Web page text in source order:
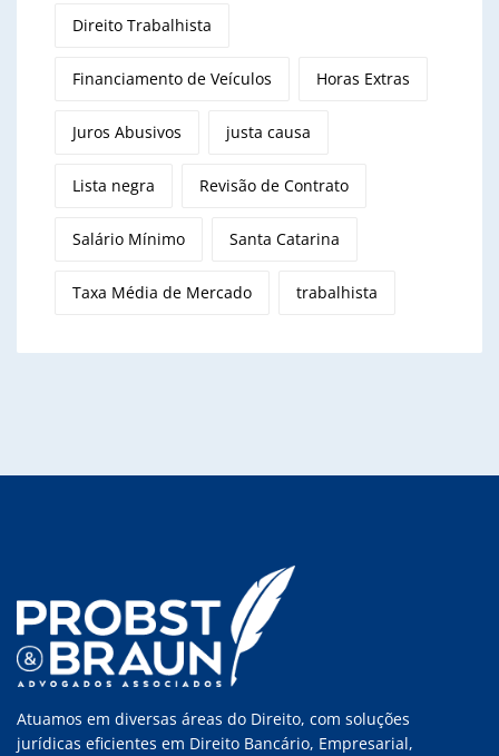
Direito Trabalhista
Financiamento de Veículos Horas Extras
Juros Abusivos justa causa
Lista negra Revisão de Contrato
Salário Mínimo Santa Catarina
Taxa Média de Mercado trabalhista
Atuamos em diversas áreas do Direito, com soluções
jurídicas eficientes em Direito Bancário, Empresarial,